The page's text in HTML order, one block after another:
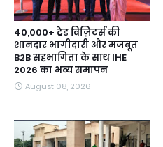
40,000+ ट्रेड विज़िटर्स की
शानदार भागीदारी और मजबूत
B2B सहभागिता के साथ IHE
2026 का भव्य समापन
August 08, 2026